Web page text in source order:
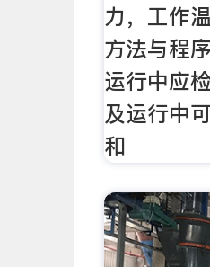
力，工作
方法与程
运行中应
及运行中
和